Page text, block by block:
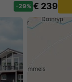
-29% € 239